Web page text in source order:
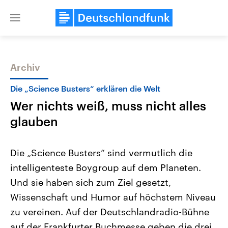
Close
Themen
Landtagswahl Sachsen-Anhalt
2026
Alle Informationen
Sachsen-Anhalt wählt am 6.
September 2026 einen neuen
Landtag. Seit 2021 wird das
Bundesland von einer Koalition aus
Aktuelle Beiträge,
Hintergründe
Wirtschaftlich und
gehören die Vereinigten
den mächtigsten Ländern
mit großem Einfluss auf
Archiv
Die „Science Busters“ erklären die Welt
Wer nichts weiß, muss nicht alles
glauben
Die „Science Busters“ sind vermutlich die
intelligenteste Boygroup auf dem Planeten.
Und sie haben sich zum Ziel gesetzt,
Wissenschaft und Humor auf höchstem Niveau
zu vereinen. Auf der Deutschlandradio-Bühne